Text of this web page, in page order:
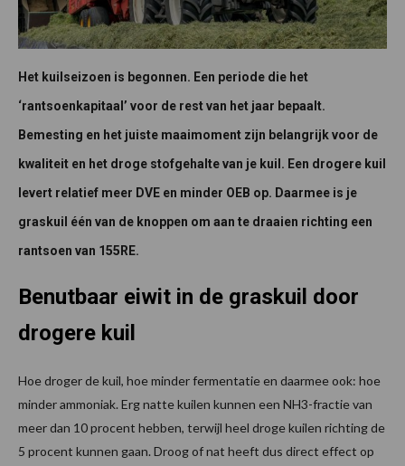
Het kuilseizoen is begonnen. Een periode die het
‘rantsoenkapitaal’ voor de rest van het jaar bepaalt.
Bemesting en het juiste maaimoment zijn belangrijk voor de
kwaliteit en het droge stofgehalte van je kuil. Een drogere kuil
levert relatief meer DVE en minder OEB op. Daarmee is je
graskuil één van de knoppen om aan te draaien richting een
rantsoen van 155RE.
Benutbaar eiwit in de graskuil door
drogere kuil
Hoe droger de kuil, hoe minder fermentatie en daarmee ook: hoe
minder ammoniak. Erg natte kuilen kunnen een NH3-fractie van
meer dan 10 procent hebben, terwijl heel droge kuilen richting de
5 procent kunnen gaan. Droog of nat heeft dus direct effect op